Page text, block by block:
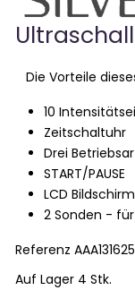
Die Vorteile
10
Zeitschaltuhr
Drei
START/PAUSE
LCD Bildschirm
2 Sonden -
Referenz
Auf Lager 4 Stk.